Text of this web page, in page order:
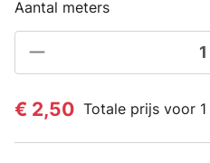
Aantal meters
€ 2,50 Totale prijs voor